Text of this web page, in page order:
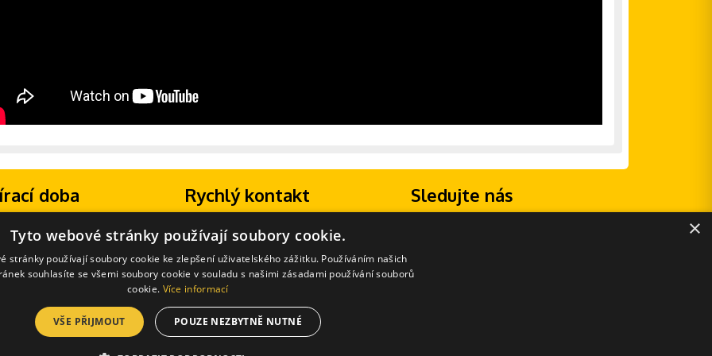
doba
telefonické domluvě možno
i jiný čas.
Rychlý kontakt
+420 702 277 133(Po-Pá 8:00-18:00)
E-mail:
info@zongluj.cz
Sledujte nás
×
Tyto webové stránky používají soubory cookie.
stránky používají soubory cookie ke zlepšení uživatelského zážitku. Používáním našich
souhlasíte se všemi soubory cookie v souladu s našimi zásadami používání souborů
cookie. Více informací
VŠE PŘIJMOUT POUZE NEZBYTNĚ NUTNÉ